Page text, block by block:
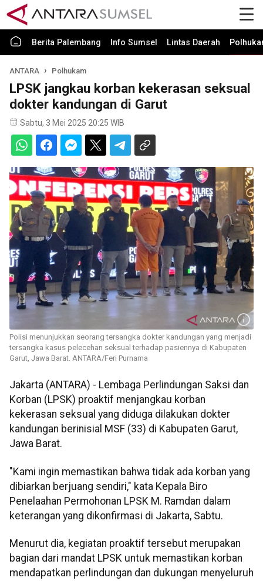
Berita Palembang Info Sumsel Lintas Daerah
ANTARA Polhukam
LPSK jangkau korban kekerasan seksual
dokter kandungan di Garut
Sabtu, 3 Mei 2025 20:25 WIB
Polisi menunjukkan seorang tersangka dokter kandungan yang menjadi
tersangka kasus pelecehan seksual terhadap pasiennya di Kabupaten
Garut, Jawa Barat. ANTARA/Feri Purnama
Jakarta (ANTARA) - Lembaga Perlindungan Saksi dan
Korban (LPSK) proaktif menjangkau korban
kekerasan seksual yang diduga dilakukan dokter
kandungan berinisial MSF (33) di Kabupaten Garut,
Jawa Barat.
"Kami ingin memastikan bahwa tidak ada korban yang
dibiarkan berjuang sendiri," kata Kepala Biro
Penelaahan Permohonan LPSK M. Ramdan dalam
keterangan yang dikonfirmasi di Jakarta, Sabtu.
Menurut dia, kegiatan proaktif tersebut merupakan
bagian dari mandat LPSK untuk memastikan korban
mendapatkan perlindungan dan dukungan menyeluruh